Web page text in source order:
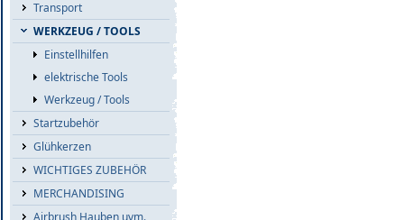
Transport
WERKZEUG / TOOLS
Einstellhilfen
elektrische Tools
Werkzeug / Tools
Startzubehör
Glühkerzen
WICHTIGES ZUBEHÖR
MERCHANDISING
Airbrush Hauben uvm.